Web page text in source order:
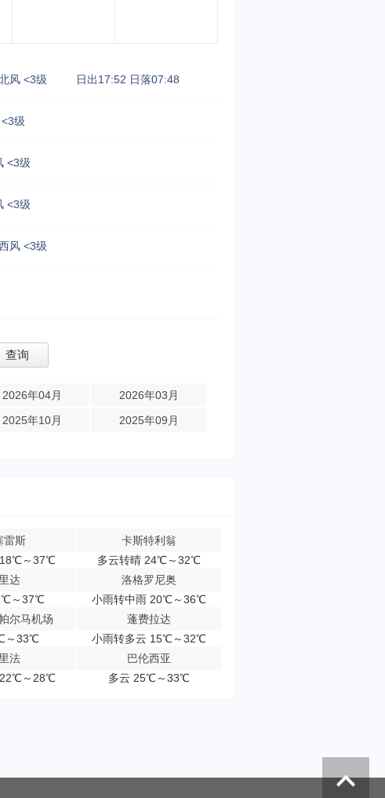
风 <3级 日出17:52 日落07:48
级
<3级
<3级
风 <3级
2026年04月
2026年03月
2025年10月 2025年09月
雷斯
18℃～37℃
卡斯特利翁
多云转晴 24℃～32℃
达
～37℃
洛格罗尼奥
小雨转中雨 20℃～36℃
尔马机场
～33℃
蓬费拉达
小雨转多云 15℃～32℃
法
22℃～28℃
巴伦西亚
多云 25℃～33℃